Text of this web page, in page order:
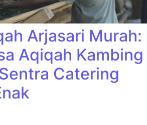
Arjasari Murah:
Aqiqah Kambing
Catering